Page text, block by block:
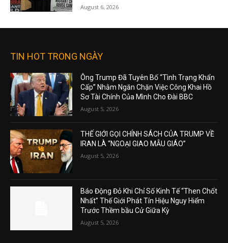
August 6, 2026
TIN HOT TRONG NGÀY
Ông Trump Đã Tuyên Bố “Tình Trạng Khẩn
Cấp” Nhằm Ngăn Chặn Việc Công Khai Hồ
Sơ Tài Chính Của Mình Cho Đài BBC
August 5, 2026
THẾ GIỚI GỌI CHÍNH SÁCH CỦA TRUMP VỀ
IRAN LÀ “NGOẠI GIAO MẪU GIÁO”
August 5, 2026
Báo Động Đỏ Khi Chỉ Số Kinh Tế “Then Chốt
Nhất” Thế Giới Phát Tín Hiệu Nguy Hiểm
Trước Thềm bầu Cử Giữa Kỳ
August 5, 2026